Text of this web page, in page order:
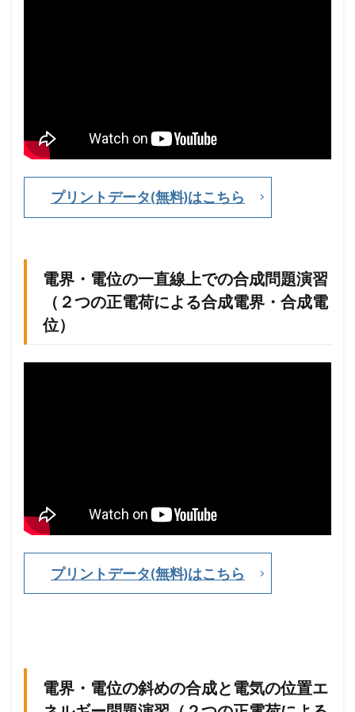
ー
大
切
ク
ー
ロ
法
則
・
の
一
問
題
プリントデータ(無料)はこちら
電界・電位の一直線上での合成問題演習
（２つの正電荷による合成電界・合成電
位）
プリントデータ(無料)はこちら
電界・電位の斜めの合成と電気の位置エ